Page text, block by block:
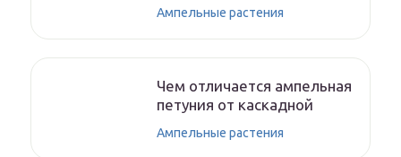
Ампельные растения
Чем отличается ампельная
петуния от каскадной
Ампельные растения